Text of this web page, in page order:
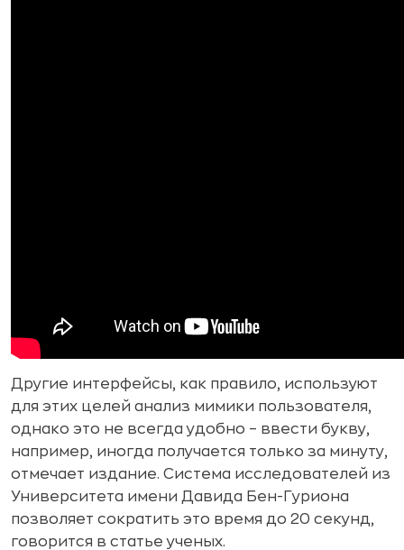
Другие интерфейсы, как правило, используют
для этих целей анализ мимики пользователя,
однако это не всегда удобно – ввести букву,
например, иногда получается только за минуту,
отмечает издание. Система исследователей из
Университета имени Давида Бен-Гуриона
позволяет сократить это время до 20 секунд,
говорится в статье ученых.